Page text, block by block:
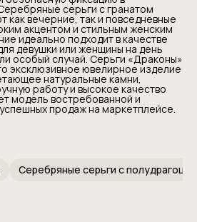
серьги с гранатом
как вечерние, так и повседневные
акцентом и стильным женским
идеально подходит в качестве
девушки или женщины на день
особый случай. Серьги «Драконы»
эксклюзивное ювелирное изделие
натуральные камни,
работу и высокое качество
модель востребованной и
продаж на маркетплейсе.